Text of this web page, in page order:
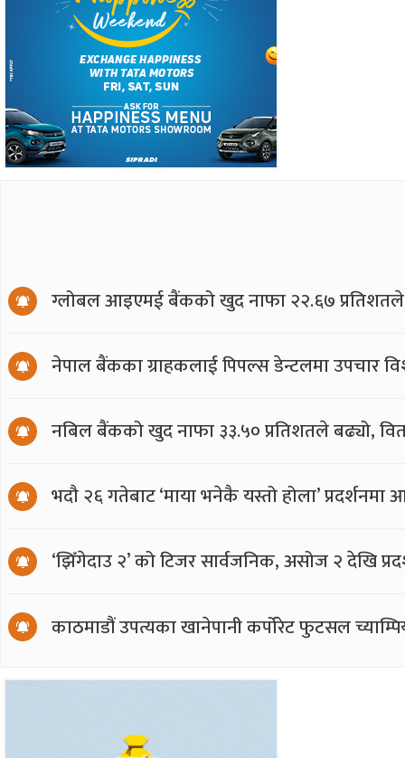
ग्लोबल आइएमई बैंकको खुद नाफा २२.६७ प्रतिशतले
नेपाल बैंकका ग्राहकलाई पिपल्स डेन्टलमा उपचार
नबिल बैंकको खुद नाफा ३३.५० प्रतिशतले बढ्यो,
भदौ २६ गतेबाट ‘माया भनेकै यस्तो होला’ प्रदर्शनमा
‘झिँगेदाउ २’ को टिजर सार्वजनिक, असोज २ देखि
काठमाडौं उपत्यका खानेपानी कर्पोरेट फुटसल